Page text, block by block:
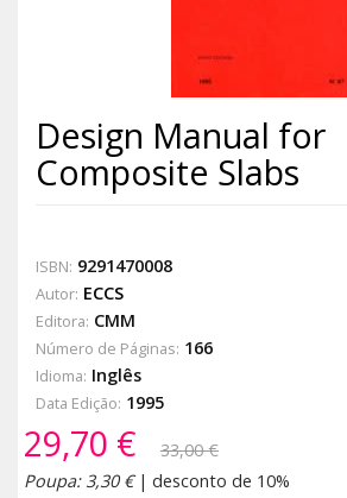
Design Manual for
Composite Slabs
ISBN: 9291470008
Autor: ECCS
Editora: CMM
Número de Páginas: 166
Idioma: Inglês
Data Edição: 1995
29,70 €
33,00 €
Poupa: 3,30 €| desconto de 10%